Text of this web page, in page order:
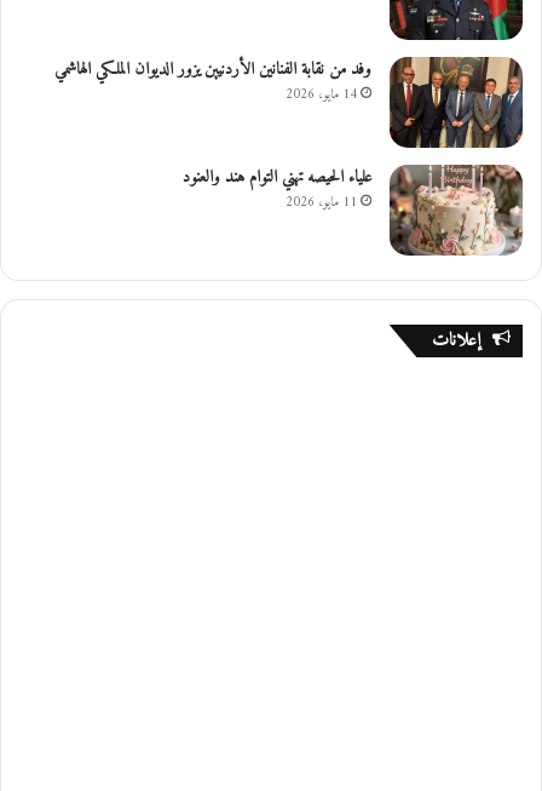
وفد من نقابة الفنانين الأردنيين يزور الديوان الملكي الهاشمي
14 مايو، 2026
علياء الحيصه تهني التوام هند والعنود
11 مايو، 2026
إعلانات